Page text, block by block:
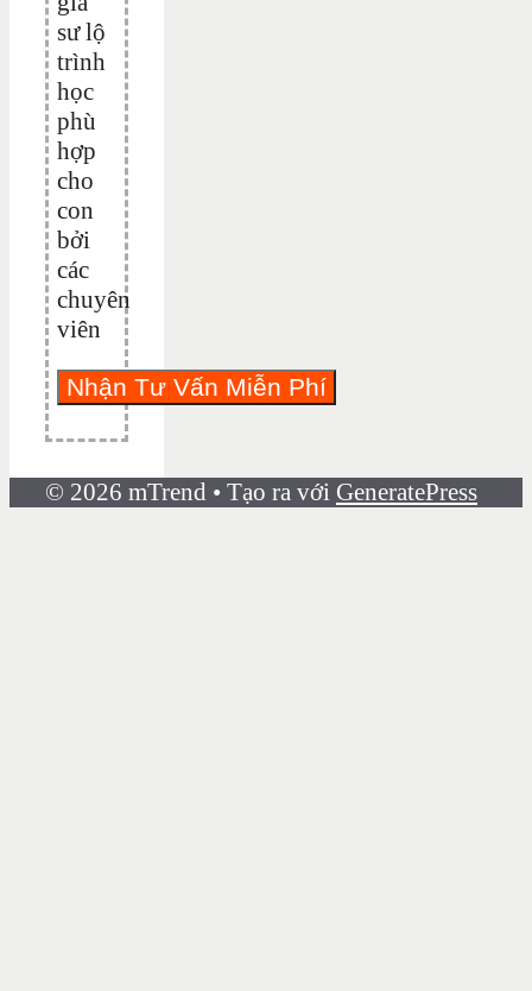
sư lộ
trình
học
phù
hợp
cho
con
bởi
các
chuyên
viên
© 2026 mTrend • Tạo ra với GeneratePress